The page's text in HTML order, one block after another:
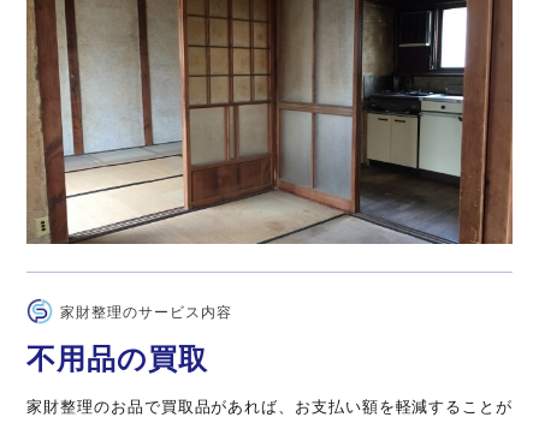
家財整理のサービス内容
不用品の買取
家財整理のお品で買取品があれば、お支払い額を軽減することが